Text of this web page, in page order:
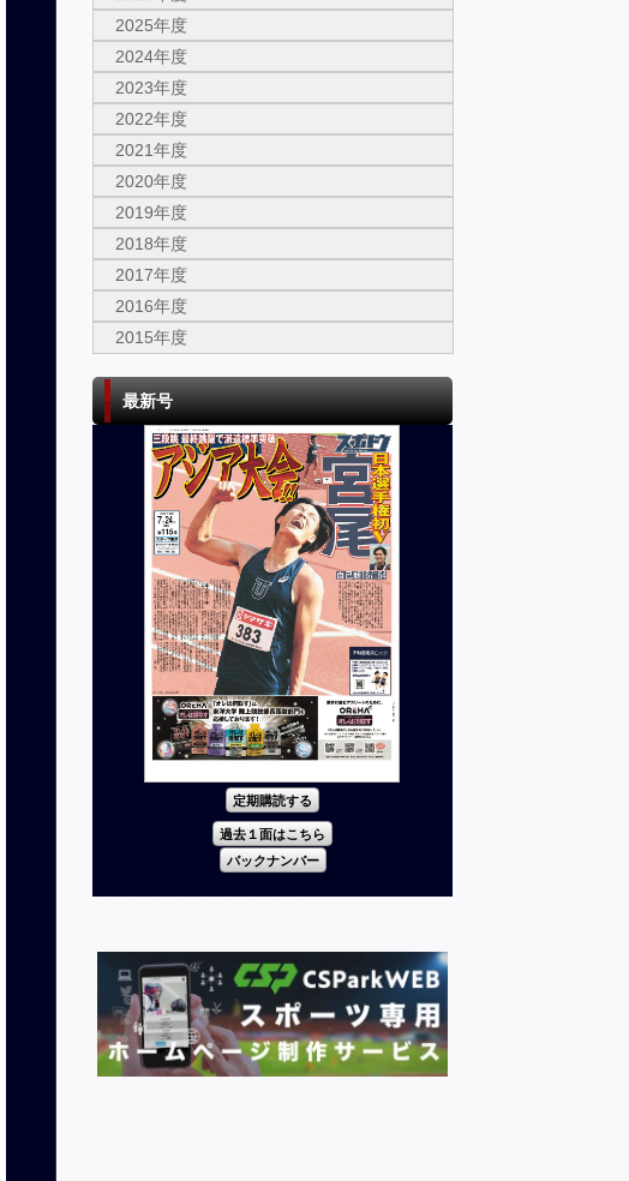
2025年度
2024年度
2023年度
2022年度
2021年度
2020年度
2019年度
2018年度
2017年度
2016年度
2015年度
最新号
定期購読する
過去１面はこちら
バックナンバー